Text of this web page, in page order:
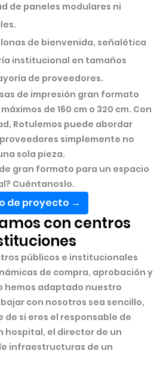
de paneles modulares ni
lonas de bienvenida, señalética
institucional en tamaños
de proveedores.
de impresión gran formato
de 160 cm o 320 cm. Con
Rotulemos puede abordar
simplemente no
sola pieza.
gran formato para un espacio
Cuéntanoslo.
de proyecto →
con centros
públicos e institucionales
de compra, aprobación y
hemos adaptado nuestro
con nosotros sea sencillo,
si eres el responsable de
hospital, el director de un
infraestructuras de un